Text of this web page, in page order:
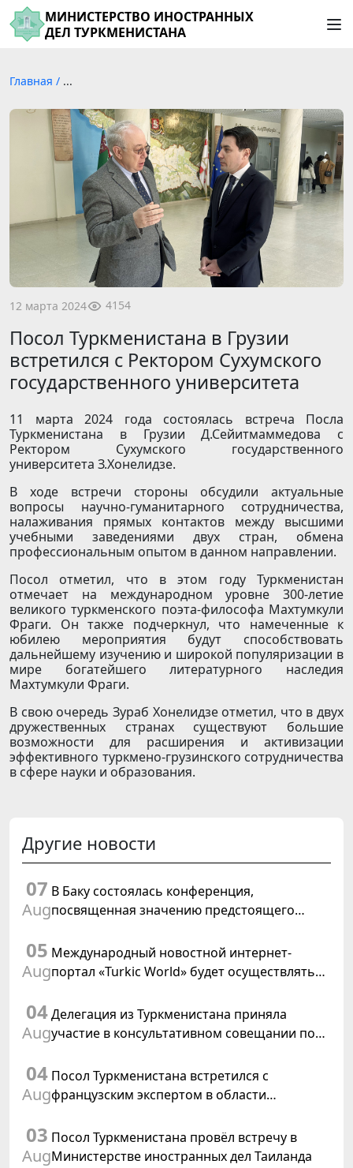
МИНИСТЕРСТВО ИНОСТРАННЫХ
ДЕЛ ТУРКМЕНИСТАНА
Главная / ...
12 марта 2024 4154
Посол Туркменистана в Грузии
встретился с Ректором Сухумского
государственного университета
11 марта 2024 года состоялась встреча Посла
Туркменистана в Грузии Д.Сейитмаммедова с
Ректором Сухумского государственного
университета З.Хонелидзе.
В ходе встречи стороны обсудили актуальные
вопросы научно-гуманитарного сотрудничества,
налаживания прямых контактов между высшими
учебными заведениями двух стран, обмена
профессиональным опытом в данном направлении.
Посол отметил, что в этом году Туркменистан
отмечает на международном уровне 300-летие
великого туркменского поэта-философа Махтумкули
Фраги. Он также подчеркнул, что намеченные к
юбилею мероприятия будут способствовать
дальнейшему изучению и широкой популяризации в
мире богатейшего литературного наследия
Махтумкули Фраги.
В свою очередь Зураб Хонелидзе отметил, что в двух
дружественных странах существуют большие
возможности для расширения и активизации
эффективного туркмено-грузинского сотрудничества
в сфере науки и образования.
Другие новости
07
Aug
В Баку состоялась конференция,
посвященная значению предстоящего
резолюции ООН «Год международного
права, 2028»
05
Aug
Международный новостной интернет-
портал «Turkic World» будет осуществлять
заседания Халк Маслахаты Туркменистана
04
Aug
Делегация из Туркменистана приняла
участие в консультативном совещании по
04
Aug
Посол Туркменистана встретился с
французским экспертом в области
03
Aug
Посол Туркменистана провёл встречу в
Министерстве иностранных дел Таиланда